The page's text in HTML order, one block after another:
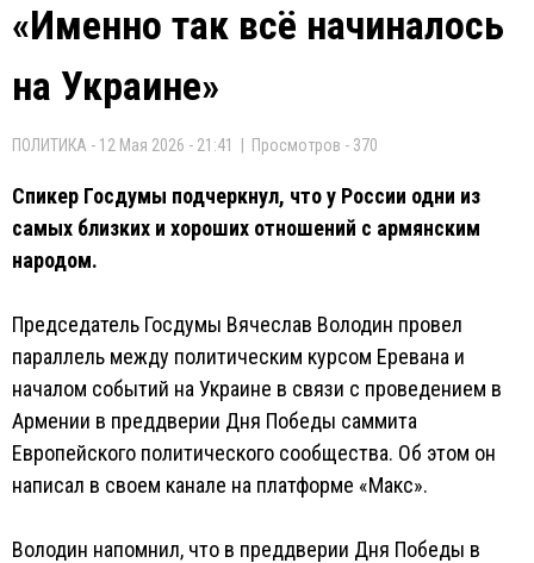
«Именно так всё начиналось
на Украине»
ПОЛИТИКА - 12 Мая 2026 - 21:41 | Просмотров - 370
Спикер Госдумы подчеркнул, что у России одни из
самых близких и хороших отношений с армянским
народом.
Председатель Госдумы Вячеслав Володин провел
параллель между политическим курсом Еревана и
началом событий на Украине в связи с проведением в
Армении в преддверии Дня Победы саммита
Европейского политического сообщества. Об этом он
написал в своем канале на платформе «Макс».
Володин напомнил, что в преддверии Дня Победы в